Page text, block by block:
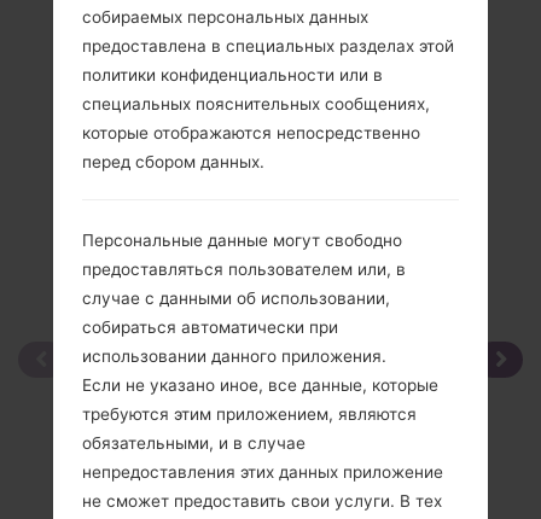
Сравнить
собираемых персональных данных
предоставлена в специальных разделах этой
политики конфиденциальности или в
специальных пояснительных сообщениях,
которые отображаются непосредственно
перед сбором данных.
Персональные данные могут свободно
предоставляться пользователем или, в
случае с данными об использовании,
собираться автоматически при
использовании данного приложения.
Если не указано иное, все данные, которые
требуются этим приложением, являются
обязательными, и в случае
непредоставления этих данных приложение
не сможет предоставить свои услуги. В тех